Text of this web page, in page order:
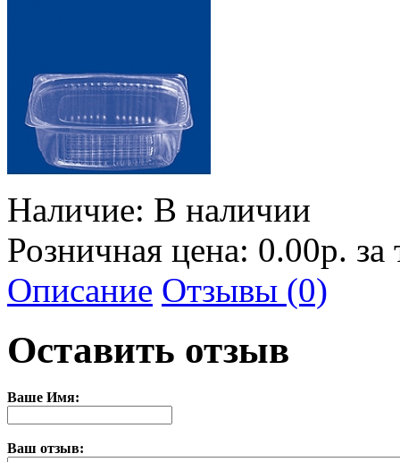
Наличие: В наличии
Розничная цена: 0.00р.
Описание Отзывы (0)
Оставить отзыв
Ваше Имя:
Ваш отзыв: